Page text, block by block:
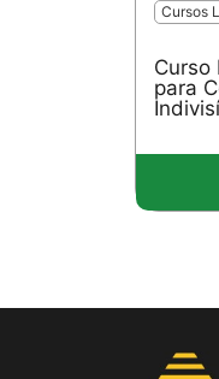
Cursos
Curso
para